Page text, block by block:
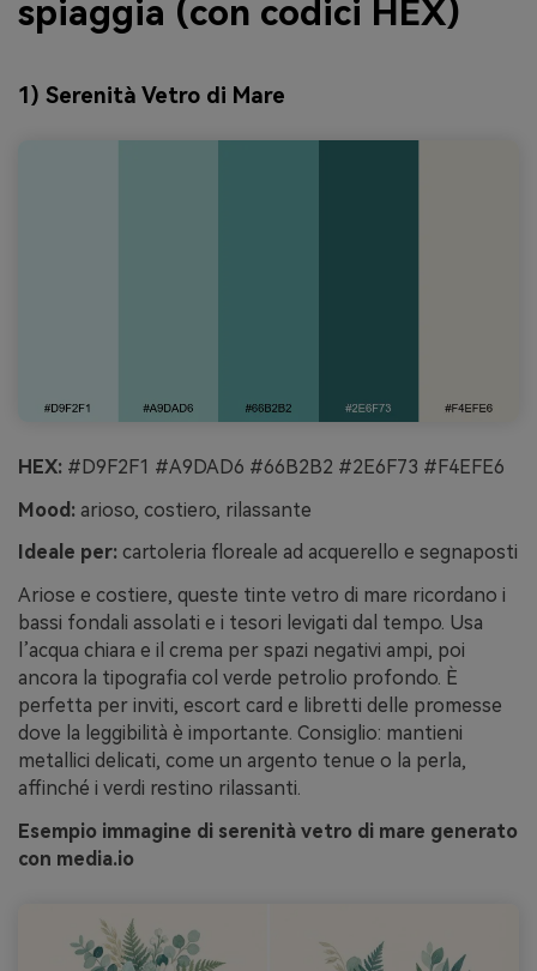
spiaggia (con codici HEX)
1) Serenità Vetro di Mare
HEX: #D9F2F1 #A9DAD6 #66B2B2 #2E6F73 #F4EFE6
Mood: arioso, costiero, rilassante
Ideale per: cartoleria floreale ad acquerello e segnaposti
Ariose e costiere, queste tinte vetro di mare ricordano i
bassi fondali assolati e i tesori levigati dal tempo. Usa
l’acqua chiara e il crema per spazi negativi ampi, poi
ancora la tipografia col verde petrolio profondo. È
perfetta per inviti, escort card e libretti delle promesse
dove la leggibilità è importante. Consiglio: mantieni
metallici delicati, come un argento tenue o la perla,
affinché i verdi restino rilassanti.
Esempio immagine di serenità vetro di mare generato
con media.io